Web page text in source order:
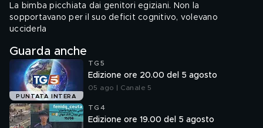
La bimba picchiata dai genitori egiziani. Non la
sopportavano per il suo deficit cognitivo, volevano
ucciderla
Guarda anche
PUNTATA INTERA
TG5
Edizione ore 20.00 del 5 agosto
05 ago | Canale 5
TG4
Edizione ore 19.00 del 5 agosto